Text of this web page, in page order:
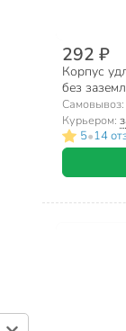
292 ₽
Корпус
без
Electric,
Самовывоз:
Курьером:
5•14